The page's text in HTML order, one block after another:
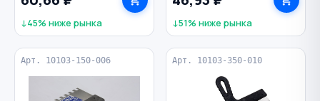
↓45% ниже рынка ↓51% ниже рынка
Арт. 10103-150-006 Арт. 10103-350-010